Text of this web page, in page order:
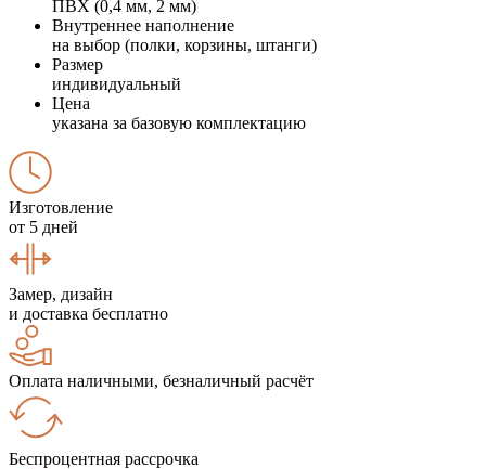
ПВХ (0,4 мм, 2 мм)
Внутреннее наполнение
на выбор (полки, корзины, штанги)
Размер
индивидуальный
Цена
указана за базовую комплектацию
Изготовление
от 5 дней
Замер, дизайн
и доставка бесплатно
Оплата наличными, безналичный расчёт
Беспроцентная рассрочка